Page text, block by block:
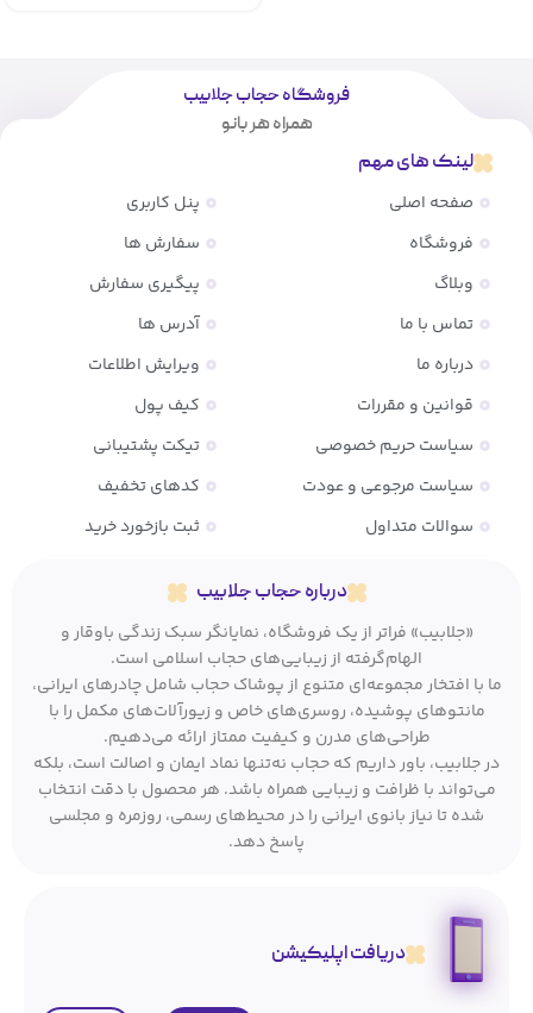
فروشگاه حجاب جلابیب
همراه هر بانو
لینک های مهم
صفحه اصلی
فروشگاه
وبلاگ
تماس با ما
درباره ما
قوانین و مقررات
سیاست حریم خصوصی
سیاست مرجوعی و عودت
سوالات متداول
پنل کاربری
سفارش ها
پیگیری سفارش
آدرس ها
ویرایش اطلاعات
کیف پول
تیکت پشتیبانی
کدهای تخفیف
ثبت بازخورد خرید
درباره حجاب جلابیب
«جلابیب» فراتر از یک فروشگاه، نمایانگر سبک زندگی باوقار و
الهام‌گرفته از زیبایی‌های حجاب اسلامی است.
ما با افتخار مجموعه‌ای متنوع از پوشاک حجاب شامل چادرهای ایرانی،
مانتوهای پوشیده، روسری‌های خاص و زیورآلات‌های مکمل را با
طراحی‌های مدرن و کیفیت ممتاز ارائه می‌دهیم.
در جلابیب، باور داریم که حجاب نه‌تنها نماد ایمان و اصالت است، بلکه
می‌تواند با ظرافت و زیبایی همراه باشد. هر محصول با دقت انتخاب
شده تا نیاز بانوی ایرانی را در محیط‌های رسمی، روزمره و مجلسی
پاسخ دهد.
دریافت اپلیکیشن